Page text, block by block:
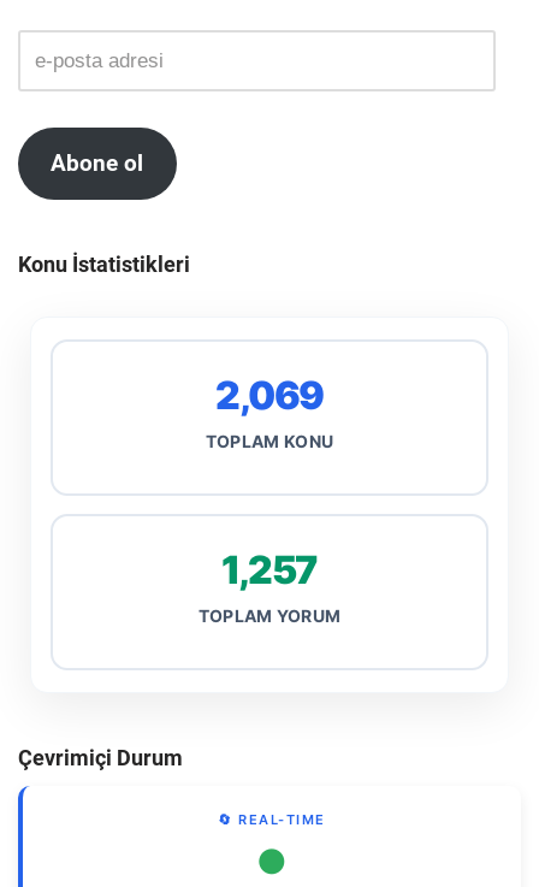
Abone ol
Konu İstatistikleri
2,069
TOPLAM KONU
1,257
TOPLAM YORUM
Çevrimiçi Durum
🔄 REAL-TIME
●